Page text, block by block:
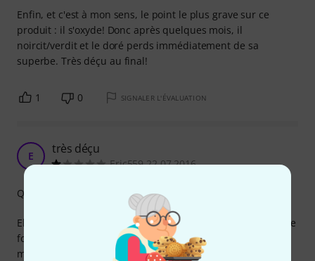
Enfin, et c'est à mon sens, le point le plus grave sur ce
produit : il s'oxyde! Donc après quelques mois, il
noircit/verdit et le doré perds immédiatement de sa
superbe. Très déçu au final!
1 0 SIGNALER L'ÉVALUATION
E très déçu
Eric559 22.07.2016
Elles sont trop petites et ne maintiennent pas les cordes, ne
fonctionne sur aucune de mes guitares (martin 000 baby
martin et yamaha). en plus je n'ai plus l'emballage donc
Qualité de fabrication